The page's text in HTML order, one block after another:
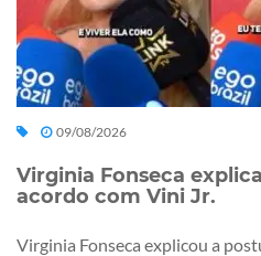
09/08/2026
Virginia Fonseca
acordo com Vini Jr.
Virginia Fonseca explicou a